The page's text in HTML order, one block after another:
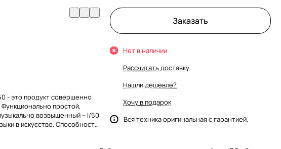
- это продукт совершенно
простой,
возвышенный – I/50
в искусство. Способность
приведет в трепет и
Заказать
Нет в наличии
Рассчитать доставку
Нашли дешевле?
Хочу в подарок
Вся техника оригинальная с гарантией.